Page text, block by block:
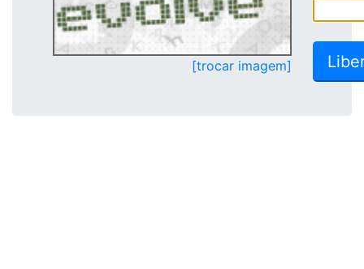
[trocar imagem]